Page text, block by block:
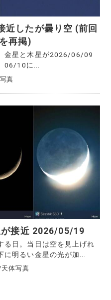
近したが曇り空 (前回
再掲)
金星と木星が2026/06/09
06/10に...
真
接近 2026/05/19
る日。当日は空を見上げれ
明るい金星の光が加...
天体写真